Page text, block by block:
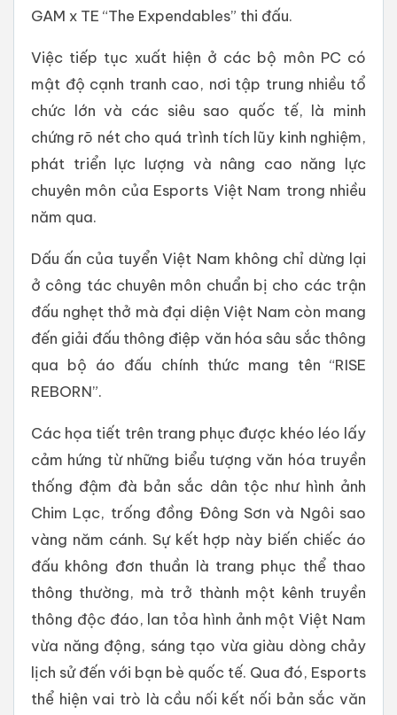
GAM x TE “The Expendables” thi đấu.
Việc tiếp tục xuất hiện ở các bộ môn PC có
mật độ cạnh tranh cao, nơi tập trung nhiều tổ
chức lớn và các siêu sao quốc tế, là minh
chứng rõ nét cho quá trình tích lũy kinh nghiệm,
phát triển lực lượng và nâng cao năng lực
chuyên môn của Esports Việt Nam trong nhiều
năm qua.
Dấu ấn của tuyển Việt Nam không chỉ dừng lại
ở công tác chuyên môn chuẩn bị cho các trận
đấu nghẹt thở mà đại diện Việt Nam còn mang
đến giải đấu thông điệp văn hóa sâu sắc thông
qua bộ áo đấu chính thức mang tên “RISE
REBORN”.
Các họa tiết trên trang phục được khéo léo lấy
cảm hứng từ những biểu tượng văn hóa truyền
thống đậm đà bản sắc dân tộc như hình ảnh
Chim Lạc, trống đồng Đông Sơn và Ngôi sao
vàng năm cánh. Sự kết hợp này biến chiếc áo
đấu không đơn thuần là trang phục thể thao
thông thường, mà trở thành một kênh truyền
thông độc đáo, lan tỏa hình ảnh một Việt Nam
vừa năng động, sáng tạo vừa giàu dòng chảy
lịch sử đến với bạn bè quốc tế. Qua đó, Esports
thể hiện vai trò là cầu nối kết nối bản sắc văn